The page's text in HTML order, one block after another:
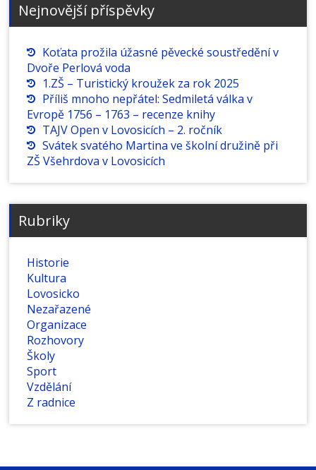
Nejnovější příspěvky
Koťata prožila úžasné pěvecké soustředění v
Dvoře Perlová voda
1.ZŠ – Turistický kroužek za rok 2025
Příliš mnoho nepřátel: Sedmiletá válka v
Evropě 1756 – 1763 – recenze knihy
TAJV Open v Lovosicích – 2. ročník
Svátek svatého Martina ve školní družině při
ZŠ Všehrdova v Lovosicích
Rubriky
Historie
Kultura
Lovosicko
Nezařazené
Organizace
Rozhovory
Školy
Sport
Vzdělání
Z radnice